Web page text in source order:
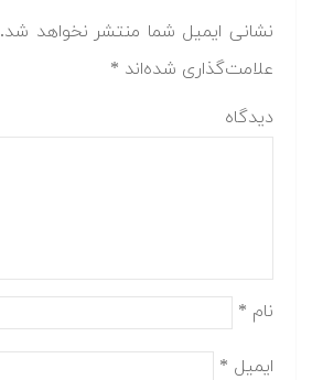
نشانی ایمیل شما منتشر نخواهد شد.
علامت‌گذاری شده‌اند *
دیدگاه
نام *
ایمیل *